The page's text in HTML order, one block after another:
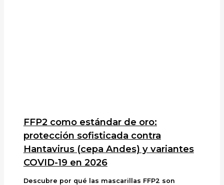
FFP2 como estándar de oro:
protección sofisticada contra
Hantavirus (cepa Andes) y variantes
COVID-19 en 2026
Descubre por qué las mascarillas FFP2 son